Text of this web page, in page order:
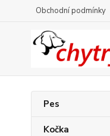
Obchodní podmínky
Pes
Kočka